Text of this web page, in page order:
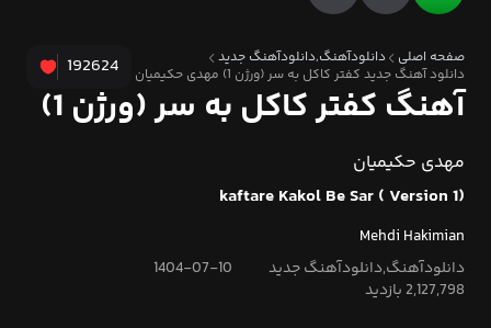
صفحه اصلی
دانلودآهنگ,دانلودآهنگ جدید
دانلود آهنگ جدید کفتر کاکل به سر (ورژن 1) مهدی حکیمیان
192624
آهنگ کفتر کاکل به سر (ورژن 1)
مهدی حکیمیان
kaftare Kakol Be Sar ( Version 1)
Mehdi Hakimian
دانلودآهنگ,دانلودآهنگ جدید
1404-07-10
2,127,798 بازدید